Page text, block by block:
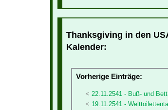
Thanksgiving in den
Kalender:
Vorherige Einträge:
22.11.2541 - Buß- und
19.11.2541 -